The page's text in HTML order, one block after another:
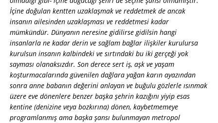
İçine doğulan kentten uzaklaşmak ve reddetmek de ancak
insanın ailesinden uzaklaşması ve reddetmesi kadar
mümkündür. Dünyanın neresine gidilirse gidilsin hangi
insanlarla ne kadar derin ve sağlam bağlar ilişkiler kurulursa
kurulsun insanın kalbindeki ve sırtındaki bu iki gerçeği yok
sayması olanaksızdır. Son derece sert iş, aşk ve yaşam
koşturmacalarında güvenilen dağlara yağan karın ayazından
sonra anne babanın değerini anlayan ve buğulu gözlerle ısınmak
üzere eve dönenlere benzer başka şehrin kazığını yiyip esas
kentine (denizine veya bozkırına) dönen, kaybetmemeye
programlanmış ama başka şansı bulunmayan metropol